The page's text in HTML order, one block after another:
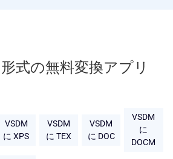
式の無料変換アプリ
VSDM
に XPS
VSDM
に TEX
VSDM
に DOC
VSDM
に
DOCM